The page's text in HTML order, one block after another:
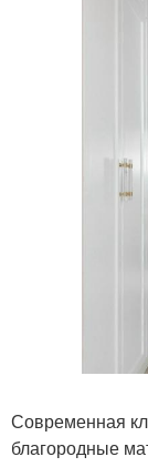
Современная
благородные